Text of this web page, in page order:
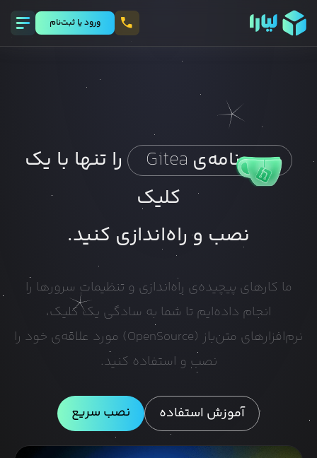
ورود يا ثبت‌نام
برنامه‌ی Gitea
را تنها با یک
کلیک
نصب و راه‌اندازی کنید.
ما کارهای پیچیده‌ی راه‌اندازی و تنظیمات سرورها را
انجام داده‌ایم تا شما به سادگی یک کلیک،
نرم‌افزارهای متن‌باز (OpenSource) مورد علاقه‌ی خود را
نصب و استفاده کنید.
آموزش استفاده نصب سریع